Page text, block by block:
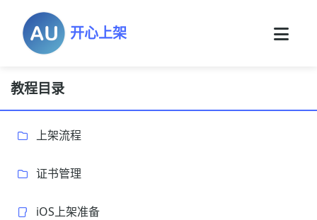
开心上架
教程目录
上架流程
证书管理
iOS上架准备